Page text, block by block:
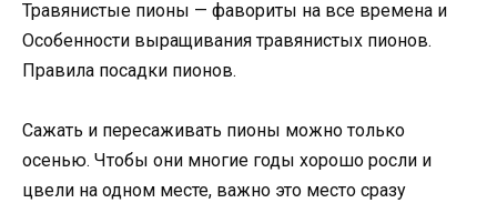
Травянистые пионы — фавориты на все времена и
Особенности выращивания травянистых пионов.
Правила посадки пионов.
Сажать и пересаживать пионы можно только
осенью. Чтобы они многие годы хорошо росли и
цвели на одном месте, важно это место сразу